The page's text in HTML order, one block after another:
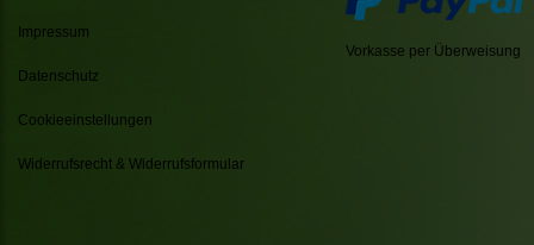
Impressum
Datenschutz
Cookieeinstellungen
Widerrufsrecht & Widerrufsformular
Vorkasse per Überweisung